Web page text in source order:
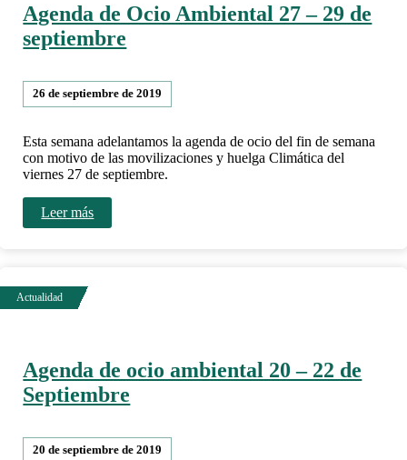
Agenda de Ocio Ambiental 27 – 29 de
septiembre
26 de septiembre de 2019
Esta semana adelantamos la agenda de ocio del fin de semana
con motivo de las movilizaciones y huelga Climática del
viernes 27 de septiembre.
Leer más
Agenda de ocio ambiental 20 – 22 de
Septiembre
20 de septiembre de 2019